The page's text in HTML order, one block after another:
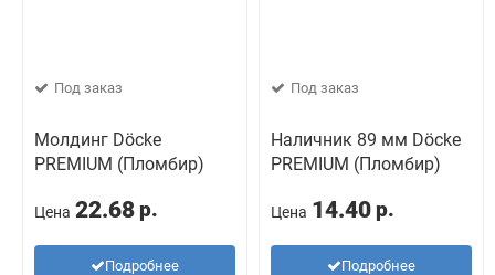
Под заказ
Молдинг Döcke
PREMIUM (Пломбир)
Цена 22.68 р.
Подробнее
Под заказ
Наличник 89 мм Döcke
PREMIUM (Пломбир)
Цена 14.40 р.
Подробнее